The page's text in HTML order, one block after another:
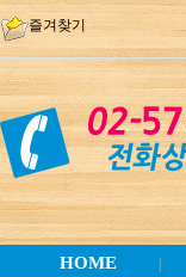
즐겨찾기
HOME